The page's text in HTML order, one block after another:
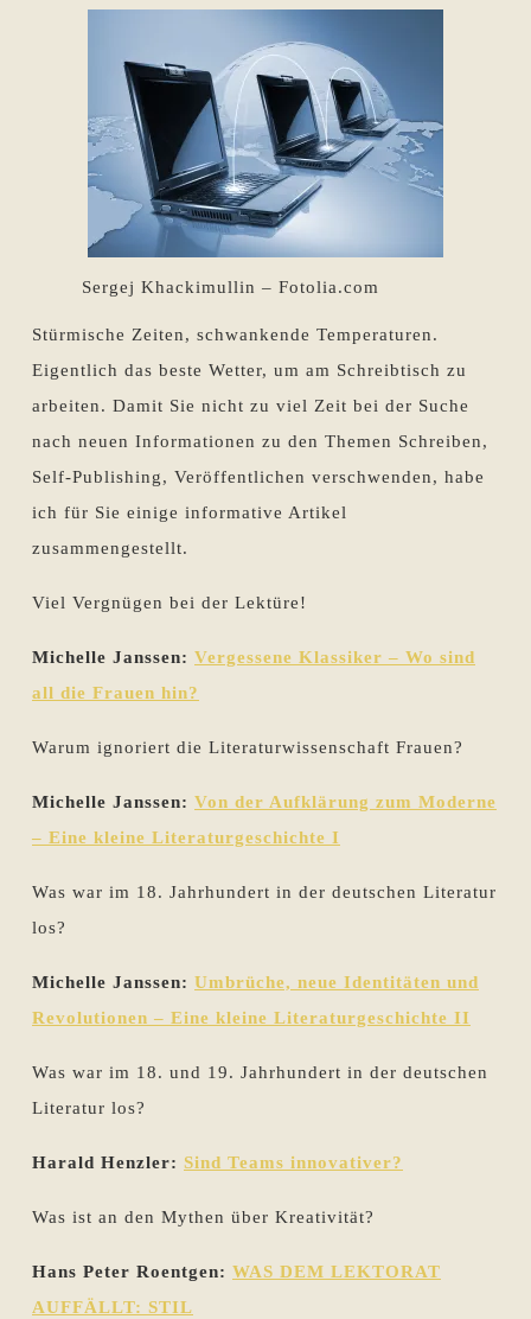
Sergej Khackimullin – Fotolia.com
Stürmische Zeiten, schwankende Temperaturen.
Eigentlich das beste Wetter, um am Schreibtisch zu
arbeiten. Damit Sie nicht zu viel Zeit bei der Suche
nach neuen Informationen zu den Themen Schreiben,
Self-Publishing, Veröffentlichen verschwenden, habe
ich für Sie einige informative Artikel
zusammengestellt.
Viel Vergnügen bei der Lektüre!
Michelle Janssen: Vergessene Klassiker – Wo sind
all die Frauen hin?
Warum ignoriert die Literaturwissenschaft Frauen?
Michelle Janssen: Von der Aufklärung zum Moderne
– Eine kleine Literaturgeschichte I
Was war im 18. Jahrhundert in der deutschen Literatur
los?
Michelle Janssen: Umbrüche, neue Identitäten und
Revolutionen – Eine kleine Literaturgeschichte II
Was war im 18. und 19. Jahrhundert in der deutschen
Literatur los?
Harald Henzler: Sind Teams innovativer?
Was ist an den Mythen über Kreativität?
Hans Peter Roentgen: WAS DEM LEKTORAT
AUFFÄLLT: STIL